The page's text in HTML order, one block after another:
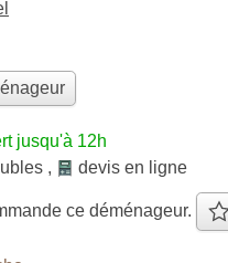
jusqu'à 12h
, devis en ligne
ce déménageur.